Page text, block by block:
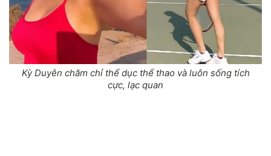
Kỳ Duyên chăm chỉ thể dục thể thao và luôn sống tích
cực, lạc quan